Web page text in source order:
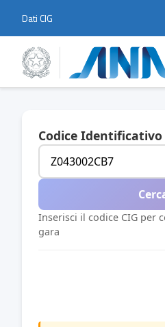
Dati CIG
Codice Identificativo
Inserisci il codice CIG per
gara